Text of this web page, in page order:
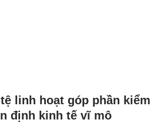
linh hoạt góp phần kiểm
định kinh tế vĩ mô